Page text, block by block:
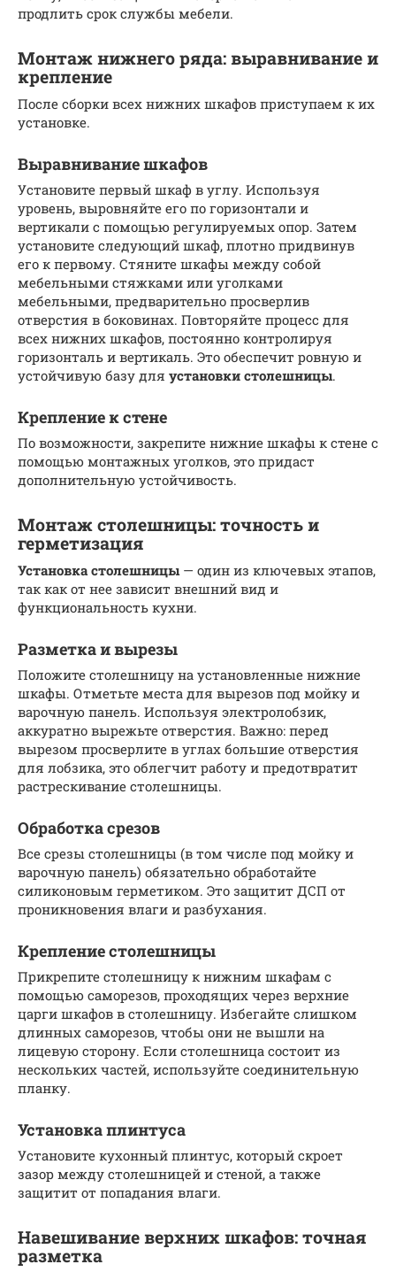
продлить срок службы мебели.
Монтаж нижнего ряда: выравнивание и
крепление
После сборки всех нижних шкафов приступаем к их
установке.
Выравнивание шкафов
Установите первый шкаф в углу. Используя
уровень, выровняйте его по горизонтали и
вертикали с помощью регулируемых опор. Затем
установите следующий шкаф, плотно придвинув
его к первому. Стяните шкафы между собой
мебельными стяжками или уголками
мебельными, предварительно просверлив
отверстия в боковинах. Повторяйте процесс для
всех нижних шкафов, постоянно контролируя
горизонталь и вертикаль. Это обеспечит ровную и
устойчивую базу для установки столешницы.
Крепление к стене
По возможности, закрепите нижние шкафы к стене с
помощью монтажных уголков, это придаст
дополнительную устойчивость.
Монтаж столешницы: точность и
герметизация
Установка столешницы — один из ключевых этапов,
так как от нее зависит внешний вид и
функциональность кухни.
Разметка и вырезы
Положите столешницу на установленные нижние
шкафы. Отметьте места для вырезов под мойку и
варочную панель. Используя электролобзик,
аккуратно вырежьте отверстия. Важно: перед
вырезом просверлите в углах большие отверстия
для лобзика, это облегчит работу и предотвратит
растрескивание столешницы.
Обработка срезов
Все срезы столешницы (в том числе под мойку и
варочную панель) обязательно обработайте
силиконовым герметиком. Это защитит ДСП от
проникновения влаги и разбухания.
Крепление столешницы
Прикрепите столешницу к нижним шкафам с
помощью саморезов, проходящих через верхние
царги шкафов в столешницу. Избегайте слишком
длинных саморезов, чтобы они не вышли на
лицевую сторону. Если столешница состоит из
нескольких частей, используйте соединительную
планку.
Установка плинтуса
Установите кухонный плинтус, который скроет
зазор между столешницей и стеной, а также
защитит от попадания влаги.
Навешивание верхних шкафов: точная
разметка